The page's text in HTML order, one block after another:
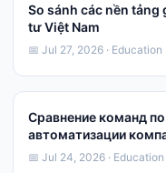
So sánh các nền
tư Việt Nam
📅 Jul 27, 2026 · Education
Сравнение команд
автоматизации
📅 Jul 24, 2026 ·